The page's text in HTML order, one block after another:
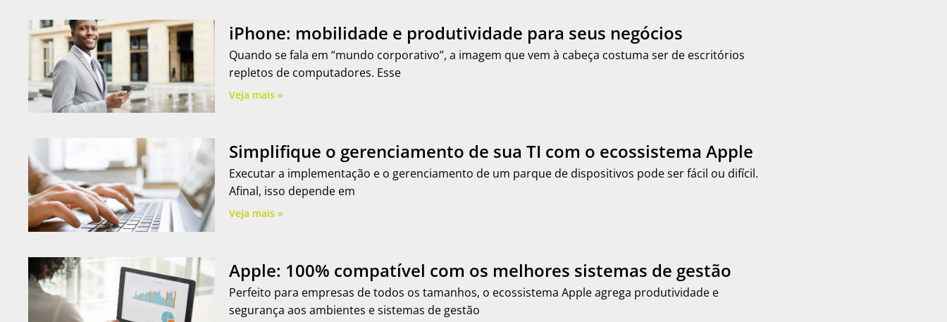
iPhone: mobilidade e produtividade para seus negócios
Quando se fala em “mundo corporativo”, a imagem que vem à cabeça costuma ser de escritórios
repletos de computadores. Esse
Veja mais »
Simplifique o gerenciamento de sua TI com o ecossistema Apple
Executar a implementação e o gerenciamento de um parque de dispositivos pode ser fácil ou difícil.
Afinal, isso depende em
Veja mais »
Apple: 100% compatível com os melhores sistemas de gestão
Perfeito para empresas de todos os tamanhos, o ecossistema Apple agrega produtividade e
segurança aos ambientes e sistemas de gestão